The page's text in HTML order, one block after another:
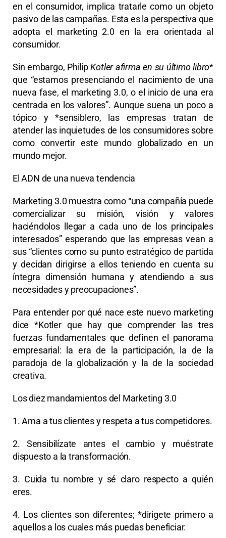
en el consumidor, implica tratarle como un objeto
pasivo de las campañas. Esta es la perspectiva que
adopta el marketing 2.0 en la era orientada al
consumidor.
Sin embargo, PhilipKotler afirma en su último libro*
que “estamos presenciando el nacimiento de una
nueva fase, el marketing 3.0, o el inicio de una era
centrada en los valores”. Aunque suena un poco a
tópico y *sensiblero, las empresas tratan de
atender las inquietudes de los consumidores sobre
como convertir este mundo globalizado en un
mundo mejor.
El ADN de una nueva tendencia
Marketing 3.0 muestra como “una compañía puede
comercializar su misión, visión y valores
haciéndolos llegar a cada uno de los principales
interesados” esperando que las empresas vean a
sus “clientes como su punto estratégico de partida
y decidan dirigirse a ellos teniendo en cuenta su
íntegra dimensión humana y atendiendo a sus
necesidades y preocupaciones”.
Para entender por qué nace este nuevo marketing
dice *Kotler que hay que comprender las tres
fuerzas fundamentales que definen el panorama
empresarial: la era de la participación, la de la
paradoja de la globalización y la de la sociedad
creativa.
Los diez mandamientos del Marketing 3.0
1. Ama a tus clientes y respeta a tus competidores.
2. Sensibilízate antes el cambio y muéstrate
dispuesto a la transformación.
3. Cuida tu nombre y sé claro respecto a quién
eres.
4. Los clientes son diferentes; *dirigete primero a
aquellos a los cuales más puedas beneficiar.